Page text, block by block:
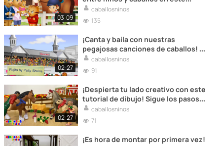
03:09
conmovedor video! Los niños
aprenderán sobre la amistad y la
mundo de los equinos.
caballosninos
135
02:27
¡Canta y baila con nuestras
pegajosas canciones de caballos! En
este video, los niños disfrutarán de
ritmos alegres y melodías mientras
establo.
caballosninos
91
02:27
¡Despierta tu lado creativo con este
tutorial de dibujo! Sigue los pasos
simples y crea tu propio dibujo de
caballo mientras te sumerges en el
caballosninos
71
¡Es hora de montar por primera vez!